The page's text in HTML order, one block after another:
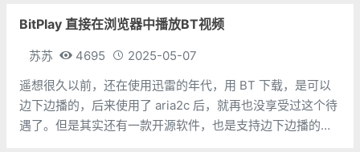
BitPlay 直接在浏览器中播放BT视频
苏苏 4695
2025-05-07
遥想很久以前，还在使用迅雷的年代，用 BT 下载，是可以
边下边播的，后来使用了 aria2c 后，就再也没享受过这个待
遇了。但是其实还有一款开源软件，也是支持边下边播的，